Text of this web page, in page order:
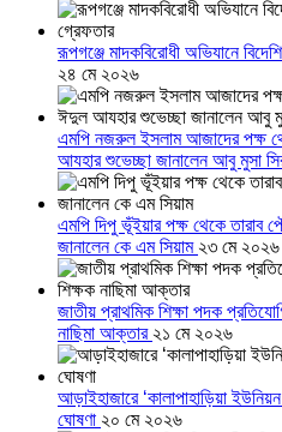
রূপগঞ্জে মাদকবিরোধী অভিযানে
২৪ মে ২০২৬
এমপি নজরুল ইসলাম আজাদের পক্ষ
আযহার শুভেচ্ছা জানালেন আবু মুসা
এমপি দিপু ভূঁইয়ার পক্ষ থেকে তারাব
জানালেন কে এম সিয়াম ২৩ মে ২০২৬
জাতীয় প্রাথমিক শিক্ষা পদক
নাছিমা আক্তার ২১ মে ২০২৬
আড়াইহাজারে ‘কালাপাহাড়িয়া
ঘোষণা ২০ মে ২০২৬